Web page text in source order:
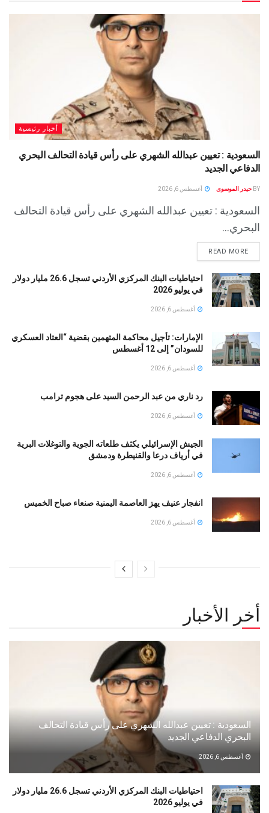
أخبار رئيسية
السعودية : تعيين عبدالله الشهري على رأس قيادة التحالف البحري
الدفاعي الجديد
BY حيدر الموسوى أغسطس 6, 2026
السعودية : تعيين عبدالله الشهري على رأس قيادة التحالف
البحري...
READ MORE
احتياطيات البنك المركزي الأردني تسجل 26.6 مليار دولار
في يوليو 2026
أغسطس 6, 2026
الإمارات: تأجيل محاكمة المتهمين بقضية “العتاد العسكري
للسودان” إلى 12 أغسطس
أغسطس 6, 2026
رد ناري من عبد الرحمن السيد على هجوم ترامب
أغسطس 6, 2026
الجيش الإسرائيلي يكثف طلعاته الجوية والتوغلات البرية
في أرياف درعا والقنيطرة ودمشق
أغسطس 6, 2026
انفجار عنيف يهز العاصمة اليمنية صنعاء صباح الخميس
أغسطس 6, 2026
أخر الأخبار
السعودية : تعيين عبدالله الشهري على رأس قيادة التحالف
البحري الدفاعي الجديد
أغسطس 6, 2026
احتياطيات البنك المركزي الأردني تسجل 26.6 مليار دولار
في يوليو 2026